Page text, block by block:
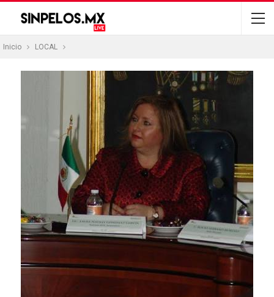
Inicio LOCAL